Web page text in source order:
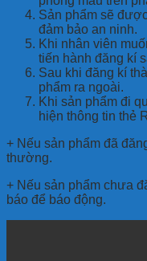
Sản phẩm sẽ
đảm bảo an ninh.
Khi nhân viên
tiến hành đăng kí
Sau khi đăng kí
phẩm ra ngoài.
Khi sản phẩm đi
hiện thông tin thẻ
+ Nếu sản phẩm đã
thường.
+ Nếu sản phẩm chưa
báo để báo động.